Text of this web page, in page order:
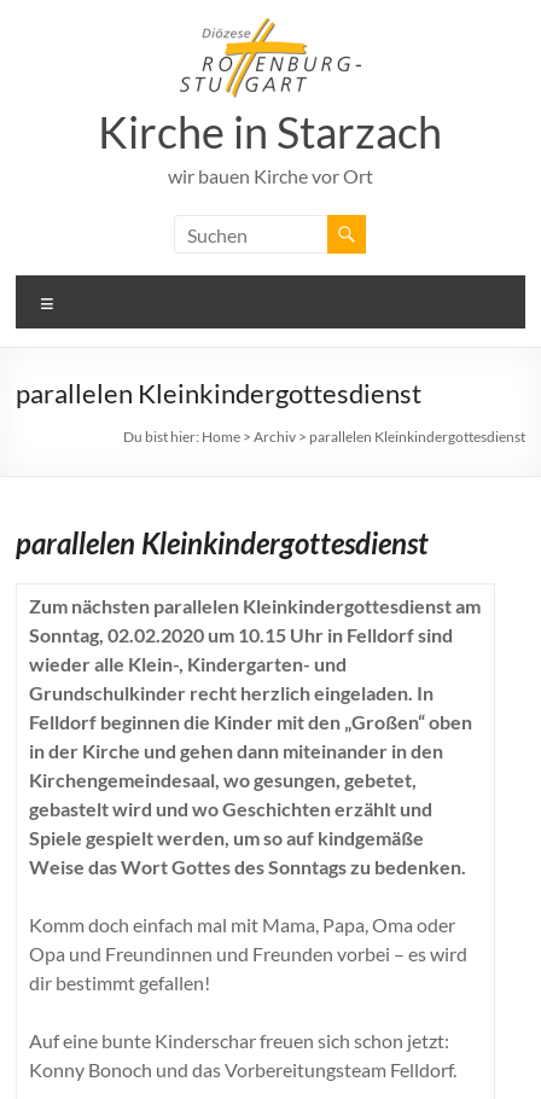
Kirche in Starzach
wir bauen Kirche vor Ort
parallelen Kleinkindergottesdienst
Du bist hier: Home> Archiv> parallelen Kleinkindergottesdienst
parallelen Kleinkindergottesdienst
Zum nächsten parallelen Kleinkindergottesdienst am
Sonntag, 02.02.2020 um 10.15 Uhr in Felldorf sind
wieder alle Klein-, Kindergarten- und
Grundschulkinder recht herzlich eingeladen. In
Felldorf beginnen die Kinder mit den „Großen“ oben
in der Kirche und gehen dann miteinander in den
Kirchengemeindesaal, wo gesungen, gebetet,
gebastelt wird und wo Geschichten erzählt und
Spiele gespielt werden, um so auf kindgemäße
Weise das Wort Gottes des Sonntags zu bedenken.
Komm doch einfach mal mit Mama, Papa, Oma oder
Opa und Freundinnen und Freunden vorbei – es wird
dir bestimmt gefallen!
Auf eine bunte Kinderschar freuen sich schon jetzt:
Konny Bonoch und das Vorbereitungsteam Felldorf.